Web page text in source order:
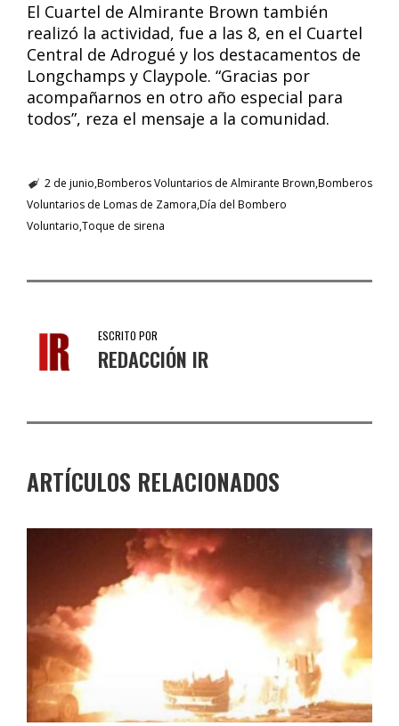
El Cuartel de Almirante Brown también
realizó la actividad, fue a las 8, en el Cuartel
Central de Adrogué y los destacamentos de
Longchamps y Claypole. “Gracias por
acompañarnos en otro año especial para
todos”, reza el mensaje a la comunidad.
2 de junio Bomberos Voluntarios de Almirante Brown Bomberos
Voluntarios de Lomas de Zamora Día del Bombero
Voluntario Toque de sirena
ESCRITO POR
REDACCIÓN IR
ARTÍCULOS RELACIONADOS